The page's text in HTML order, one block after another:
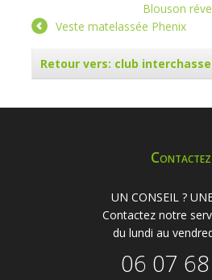
Blouson
Veste matelassée Phenix
Retour vers: club interchasse
UN CONSEIL ?
Contactez notre
du lundi au
06 07